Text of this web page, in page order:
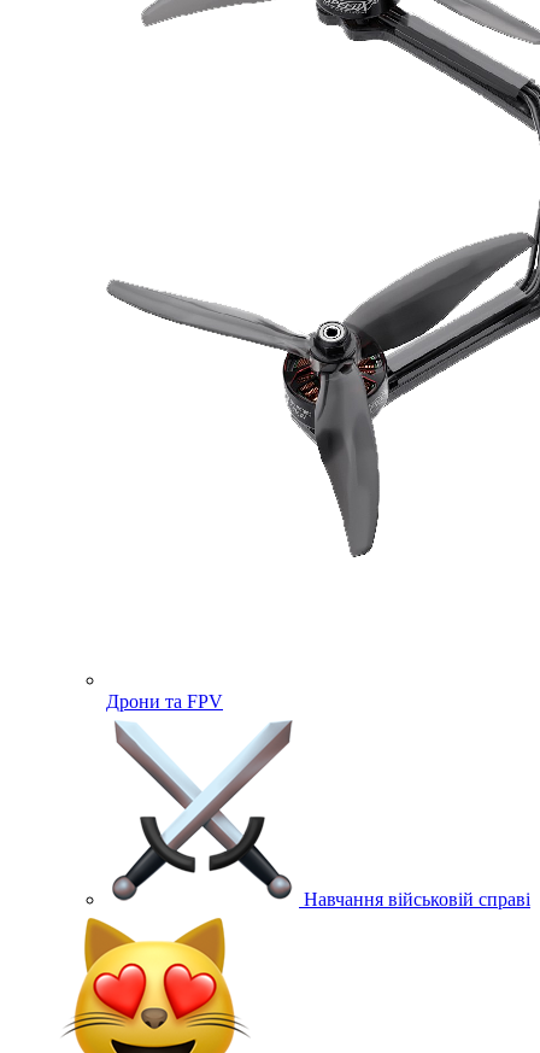
Дрони та FPV
Навчання військовій справі